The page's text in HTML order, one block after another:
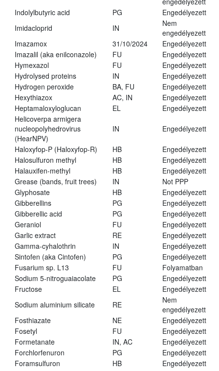
Indolylbutyric acid
PG
Engedélyezett
Imidacloprid
IN
Nem
engedélyezett
Imazamox
31/10/2024
Engedélyezett
Imazalil (aka enilconazole)
FU
Engedélyezett
Hymexazol
FU
Engedélyezett
Hydrolysed proteins
IN
Engedélyezett
Hydrogen peroxide
BA, FU
Engedélyezett
Hexythiazox
AC, IN
Engedélyezett
Heptamaloxyloglucan
EL
Engedélyezett
Helicoverpa armigera
nucleopolyhedrovirus
(HearNPV)
IN Engedélyezett
Haloxyfop-P (Haloxyfop-R) HB
Engedélyezett
Halosulfuron methyl
HB
Engedélyezett
Halauxifen-methyl
HB
Engedélyezett
Grease (bands, fruit trees)
IN
Not PPP
Glyphosate
HB
Engedélyezett
Gibberellins
PG
Engedélyezett
Gibberellic acid
PG
Engedélyezett
Geraniol
FU
Engedélyezett
Garlic extract
RE
Engedélyezett
Gamma-cyhalothrin
IN
Engedélyezett
Sintofen (aka Cintofen)
PG
Engedélyezett
Fusarium sp. L13
FU
Folyamatban
Sodium 5-nitroguaiacolate
PG
Engedélyezett
Fructose
EL
Engedélyezett
Sodium aluminium silicate
RE
Nem
engedélyezett
Fosthiazate
NE
Engedélyezett
Fosetyl
FU
Engedélyezett
Formetanate
IN, AC
Engedélyezett
Forchlorfenuron
PG
Engedélyezett
Foramsulfuron
HB
Engedélyezett